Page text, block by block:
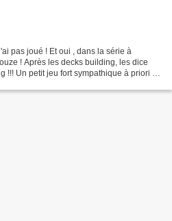
pas joué ! Et oui , dans la série à
! Après les decks building, les dice
!!! Un petit jeu fort sympathique à priori et